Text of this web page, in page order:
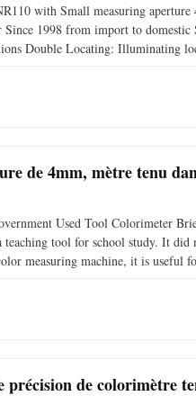
with Small measuring
1998 from import to
Double Locating: Illuminating
de 4mm, mètre tenu
Used Tool Colorimeter
tool for school study. It
measuring machine, it is useful
précision de colorimètre